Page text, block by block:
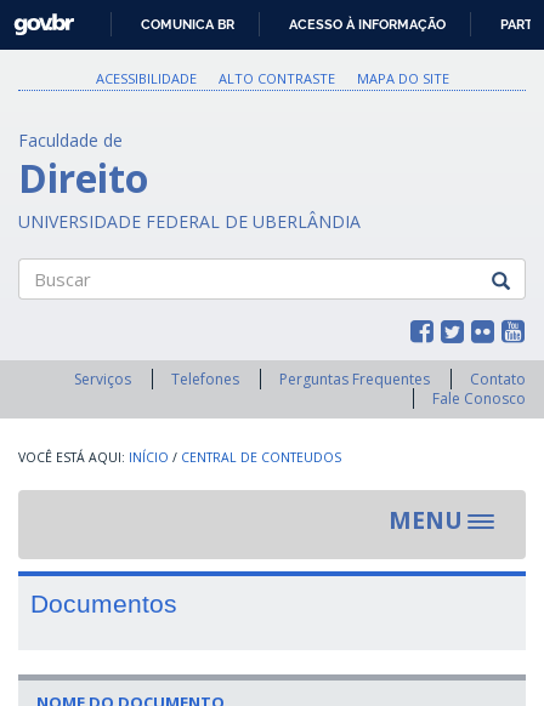
PARA
O
GOVBR
COMUNICA BR ACESSO À INFORMAÇÃO
ACESSIBILIDADE ALTO CONTRASTE MAPA DO SITE
Faculdade de
Direito
UNIVERSIDADE FEDERAL DE UBERLÂNDIA
Serviços Telefones Perguntas Frequentes
Contato
Fale Conosco
INÍCIO / CENTRAL DE CONTEUDOS
MENU
Toggle
Documentos